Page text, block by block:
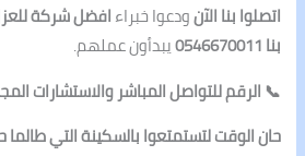
اتصلوا بنا الآنودعوا خبراءافضل شركة
بنا 0546670011
يبدأون عملهم.
📞 الرقم للتواصل المباشر والاستشارات المجانية:
حان الوقت لتستمتعوا بالسكينة التي طالما